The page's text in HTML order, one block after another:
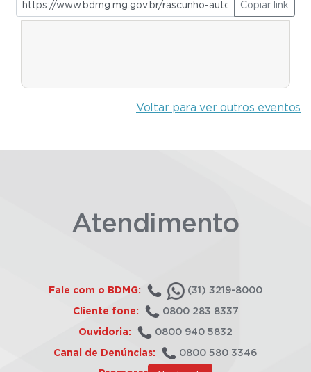
Copiar link
Voltar para ver outros eventos
Atendimento
Fale com o BDMG: (31) 3219-8000
Cliente fone: 0800 283 8337
Ouvidoria: 0800 940 5832
Canal de Denúncias: 0800 580 3346